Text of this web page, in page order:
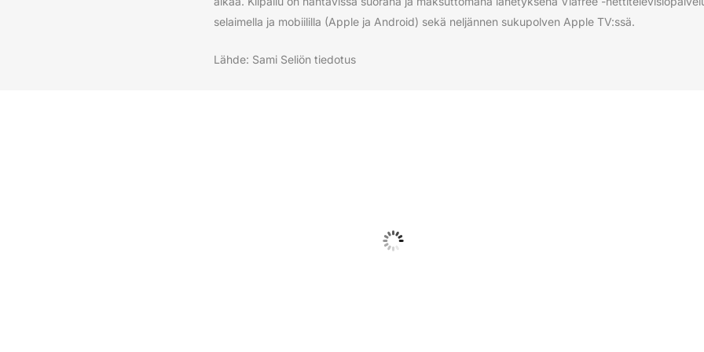
selaimella ja mobiililla (Apple ja Android) sekä neljännen sukupolven Apple TV:ssä.
Lähde: Sami Seliön tiedotus